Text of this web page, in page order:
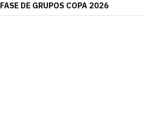
FASE DE GRUPOS COPA 2026